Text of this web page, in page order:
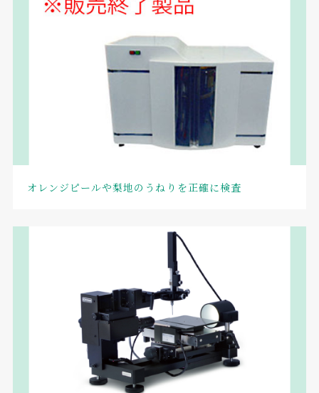
オレンジピールや梨地のうねりを正確に検査